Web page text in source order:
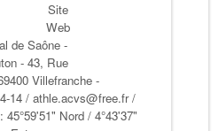
Site
Web
de Saône -
- 43, Rue
Villefranche -
14 / athle.acvs@free.fr /
Nord / 4°43'37"